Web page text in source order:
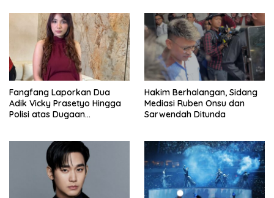
Fangfang Laporkan Dua
Adik Vicky Prasetyo Hingga
Polisi atas Dugaan
Hakim Berhalangan, Sidang
Mediasi Ruben Onsu dan
Sarwendah Ditunda